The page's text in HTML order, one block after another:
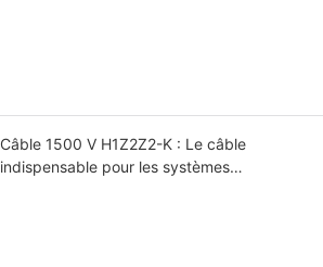
Câble 1500 V H1Z2Z2-K : Le câble
indispensable pour les systèmes